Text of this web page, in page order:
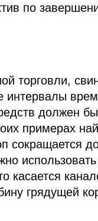
по
торговли,
интервалы
должен
примерах
сокращается
касается
грядущей